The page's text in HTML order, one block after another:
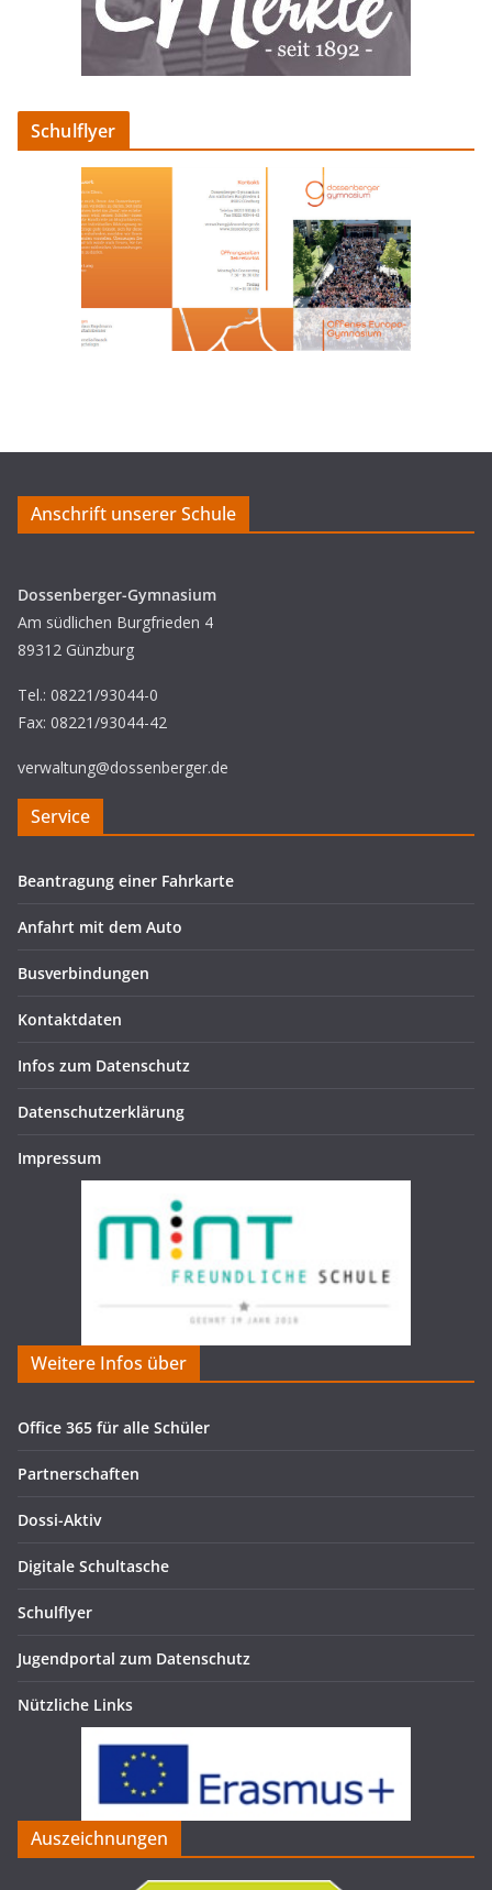
Schulflyer
Anschrift unserer Schule
Dossenberger-Gymnasium
Am südlichen Burgfrieden 4
89312 Günzburg
Tel.: 08221/93044-0
Fax: 08221/93044-42
verwaltung@dossenberger.de
Service
Beantragung einer Fahrkarte
Anfahrt mit dem Auto
Busverbindungen
Kontaktdaten
Infos zum Datenschutz
Datenschutzerklärung
Impressum
Weitere Infos über
Office 365 für alle Schüler
Partnerschaften
Dossi-Aktiv
Digitale Schultasche
Schulflyer
Jugendportal zum Datenschutz
Nützliche Links
Auszeichnungen